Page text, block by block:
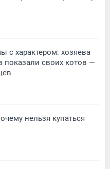
с характером: хозяева
показали своих котов —
нельзя купаться